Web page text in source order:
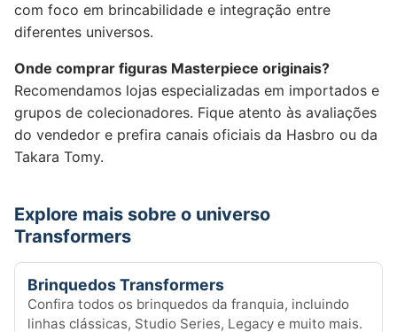
com foco em brincabilidade e integração entre
diferentes universos.
Onde comprar figuras Masterpiece originais?
Recomendamos lojas especializadas em importados e
grupos de colecionadores. Fique atento às avaliações
do vendedor e prefira canais oficiais da Hasbro ou da
Takara Tomy.
Explore mais sobre o universo
Transformers
Brinquedos Transformers
Confira todos os brinquedos da franquia, incluindo
linhas clássicas, Studio Series, Legacy e muito mais.